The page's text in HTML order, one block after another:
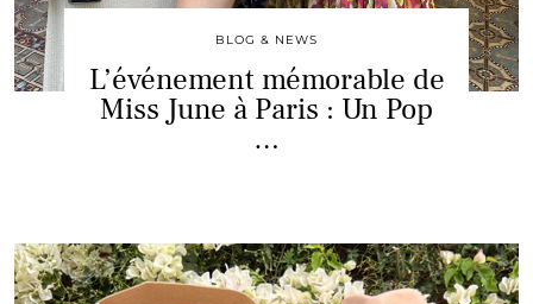
BLOG & NEWS
L’événement mémorable de
Miss June à Paris : Un Pop
…